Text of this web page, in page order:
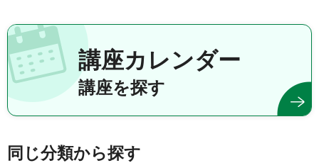
講座カレンダー
講座を探す
同じ分類から探す